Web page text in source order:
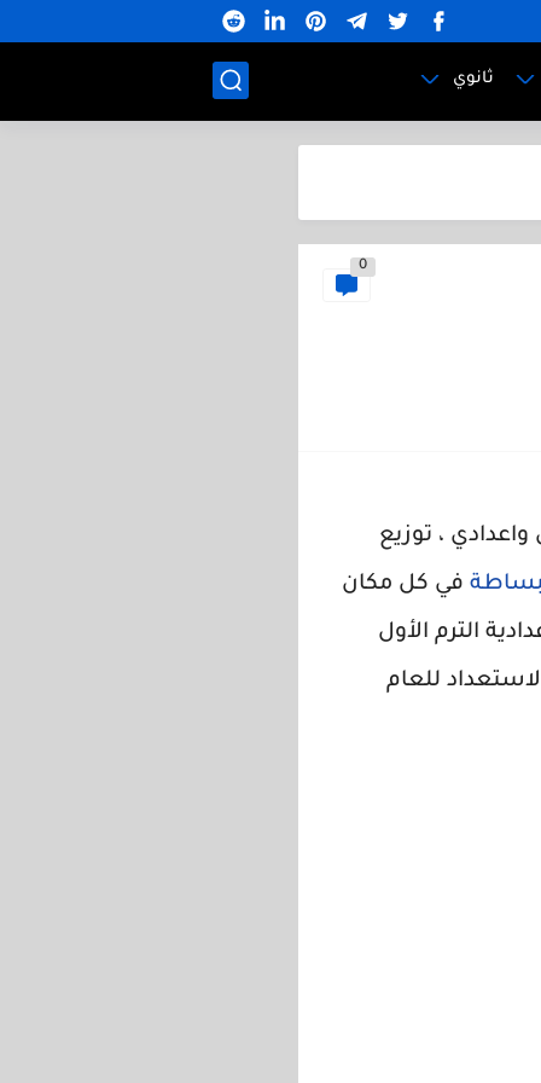
ثانوي
0
ابتدائي واعدادي ، توزيع
في كل مكان
الترم الأول
للعام